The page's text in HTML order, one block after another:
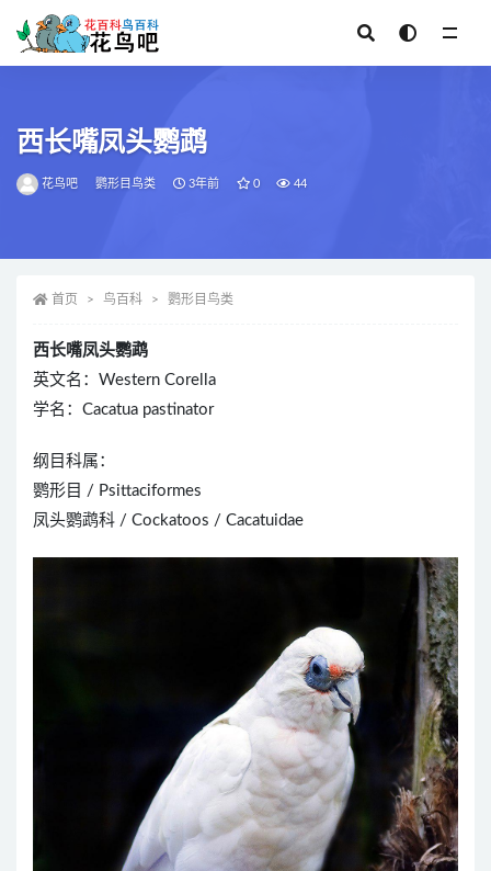
西长嘴凤头鹦鹉
花鸟吧 鹦形目鸟类 3年前 0 44
首页 鸟百科 鹦形目鸟类
西长嘴凤头鹦鹉
英文名：Western Corella
学名：Cacatua pastinator
纲目科属：
鹦形目 / Psittaciformes
凤头鹦鹉科 / Cockatoos / Cacatuidae